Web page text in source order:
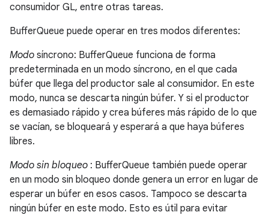
consumidor GL, entre otras tareas.
BufferQueue puede operar en tres modos diferentes:
Modo síncrono: BufferQueue funciona de forma
predeterminada en un modo síncrono, en el que cada
búfer que llega del productor sale al consumidor. En este
modo, nunca se descarta ningún búfer. Y si el productor
es demasiado rápido y crea búferes más rápido de lo que
se vacían, se bloqueará y esperará a que haya búferes
libres.
Modo sin bloqueo : BufferQueue también puede operar
en un modo sin bloqueo donde genera un error en lugar de
esperar un búfer en esos casos. Tampoco se descarta
ningún búfer en este modo. Esto es útil para evitar